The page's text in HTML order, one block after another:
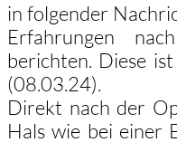
in folgender
Erfahrungen
berichten. Diese
(08.03.24).
Direkt nach der
Hals wie bei einer